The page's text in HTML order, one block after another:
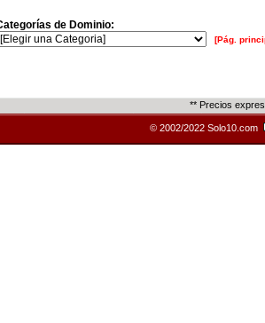
de Dominio:
[Pág.
** Precios
© 2002/2022 Solo10.com